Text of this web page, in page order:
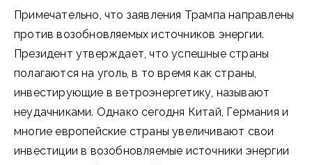
Примечательно, что заявления Трампа направлены
против возобновляемых источников энергии.
Президент утверждает, что успешные страны
полагаются на уголь, в то время как страны,
инвестирующие в ветроэнергетику, называют
неудачниками. Однако сегодня Китай, Германия и
многие европейские страны увеличивают свои
инвестиции в возобновляемые источники энергии